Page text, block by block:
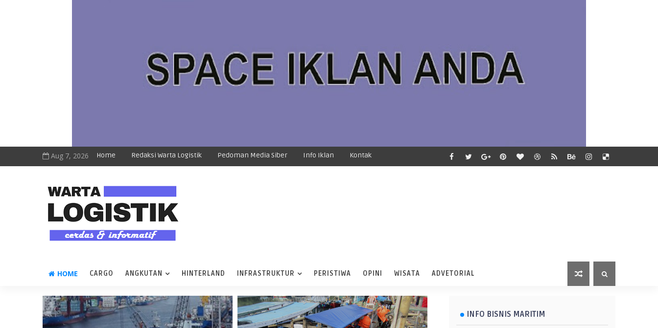
Aug 7, 2026 Home Redaksi Warta Logistik Pedoman Media Siber Info Iklan Kontak
HOME CARGO ANGKUTAN HINTERLAND INFRASTRUKTUR PERISTIWA OPINI WISATA ADVETORIAL
INFO BISNIS MARITIM